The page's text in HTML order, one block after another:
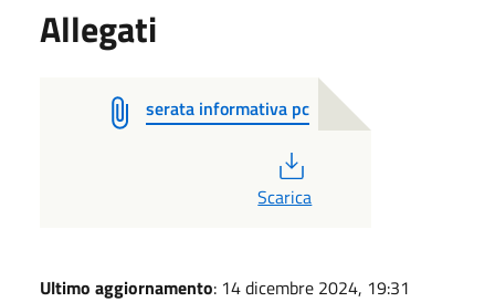
Allegati
serata informativa pc
Scarica
Ultimo aggiornamento: 14 dicembre 2024, 19:31